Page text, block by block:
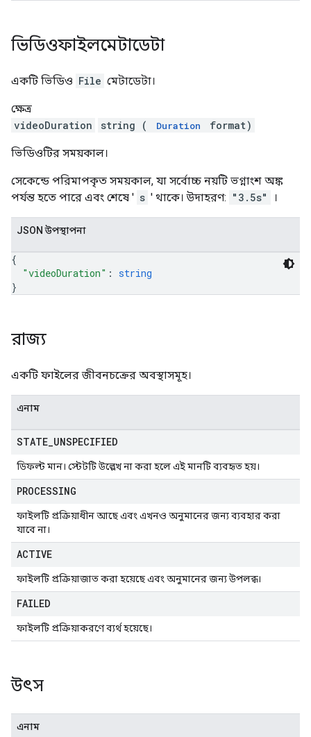
ভিডিওফাইলমেটাডেটা
একটি ভিডিও File মেটাডেটা।
ক্ষেত্র
videoDuration
string ( Duration format)
ভিডিওটির সময়কাল।
সেকেন্ডে পরিমাপকৃত সময়কাল, যা সর্বোচ্চ নয়টি ভগ্নাংশ অঙ্ক
পর্যন্ত হতে পারে এবং শেষে ' s ' থাকে। উদাহরণ: "3.5s" ।
JSON উপস্থাপনা
{
"videoDuration" : string
}
রাজ্য
একটি ফাইলের জীবনচক্রের অবস্থাসমূহ।
এনাম
STATE UNSPECIFIED
ডিফল্ট মান। স্টেটটি উল্লেখ না করা হলে এই মানটি ব্যবহৃত হয়।
PROCESSING
ফাইলটি প্রক্রিয়াধীন আছে এবং এখনও অনুমানের জন্য ব্যবহার করা
যাবে না।
ACTIVE
ফাইলটি প্রক্রিয়াজাত করা হয়েছে এবং অনুমানের জন্য উপলব্ধ।
FAILED
ফাইলটি প্রক্রিয়াকরণে ব্যর্থ হয়েছে।
উৎস
এনাম